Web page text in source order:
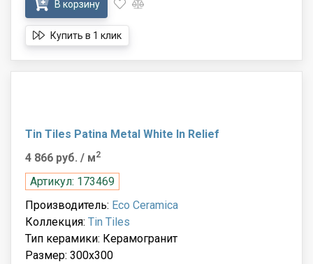
В корзину
Купить в 1 клик
Tin Tiles Patina Metal White In Relief
4 866 руб. / м2
Артикул: 173469
Производитель: Eco Ceramica
Коллекция: Tin Tiles
Тип керамики: Керамогранит
Размер: 300x300